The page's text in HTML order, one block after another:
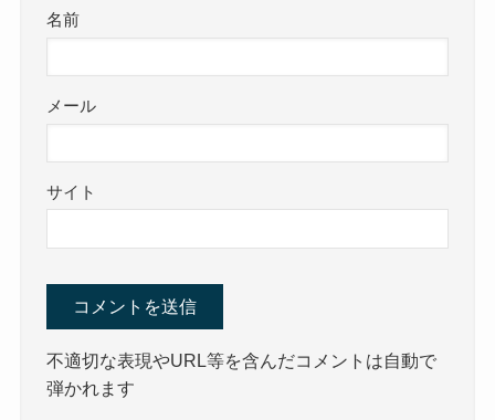
名前
メール
サイト
不適切な表現やURL等を含んだコメントは自動で
弾かれます